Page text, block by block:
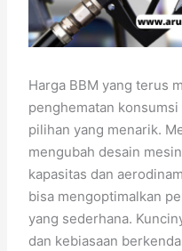
Harga BBM yang terus
penghematan
pilihan yang menarik.
mengubah desain
kapasitas dan
bisa mengoptimalkan
yang sederhana.
dan kebiasaan